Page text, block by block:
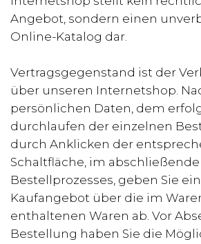
Angebot, sondern einen
Online-Katalog dar.
Vertragsgegenstand ist der
über unseren Internetshop.
persönlichen Daten, dem
durchlaufen der einzelnen
durch Anklicken der
Schaltfläche, im
Bestellprozesses, geben Sie
Kaufangebot über die im
enthaltenen Waren ab. Vor
Bestellung haben Sie die